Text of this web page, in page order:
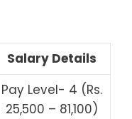
Salary Details
Pay Level- 4 (Rs.
25,500 – 81,100)